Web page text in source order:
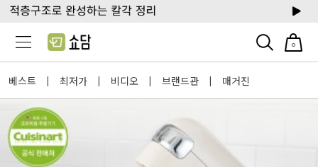
0
베스트 | 최저가 | 비디오 | 브랜드관 | 매거진